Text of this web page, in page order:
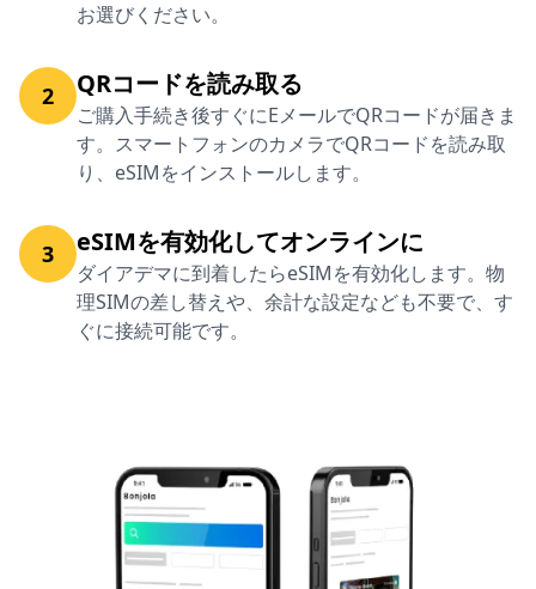
お選びください。
2 QRコードを読み取る
ご購入手続き後すぐにEメールでQRコードが届きま
す。スマートフォンのカメラでQRコードを読み取
り、eSIMをインストールします。
3 eSIMを有効化してオンラインに
ダイアデマに到着したらeSIMを有効化します。物
理SIMの差し替えや、余計な設定なども不要で、す
ぐに接続可能です。